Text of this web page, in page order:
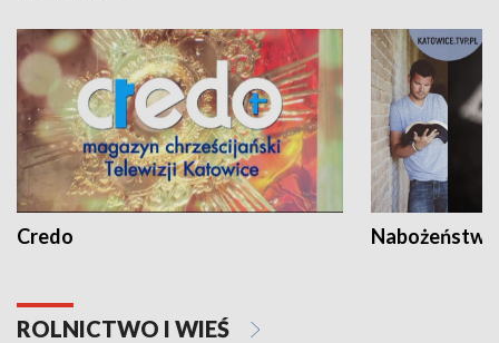
Credo
ROLNICTWO I WIEŚ